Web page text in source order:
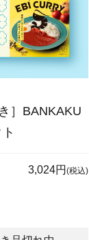
］BANKAKU
3,024円 (税込)